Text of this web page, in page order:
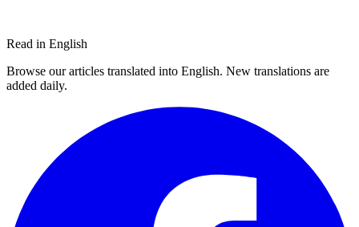
Read in English
Browse our articles translated into English. New translations are
added daily.